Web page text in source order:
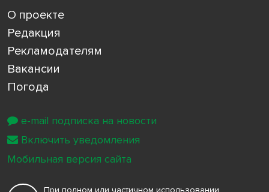
О проекте
Редакция
Рекламодателям
Вакансии
Погода
e-mail подписка на новости
Включить уведомления
Мобильная версия сайта